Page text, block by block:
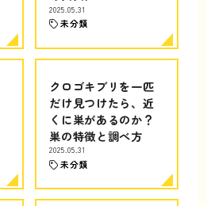
2025.05.31
未分類
クロゴキブリを一匹
だけ見つけたら、近
くに巣があるのか？
巣の特徴と調べ方
2025.05.31
未分類